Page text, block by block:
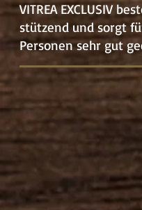
VITREA EXCLUSIV
stützend und sorgt
Personen sehr gut